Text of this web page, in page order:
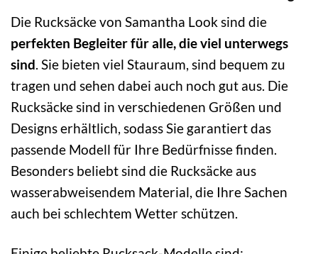
Die Rucksäcke von Samantha Look sind die
perfekten Begleiter für alle, die viel unterwegs
sind. Sie bieten viel Stauraum, sind bequem zu
tragen und sehen dabei auch noch gut aus. Die
Rucksäcke sind in verschiedenen Größen und
Designs erhältlich, sodass Sie garantiert das
passende Modell für Ihre Bedürfnisse finden.
Besonders beliebt sind die Rucksäcke aus
wasserabweisendem Material, die Ihre Sachen
auch bei schlechtem Wetter schützen.